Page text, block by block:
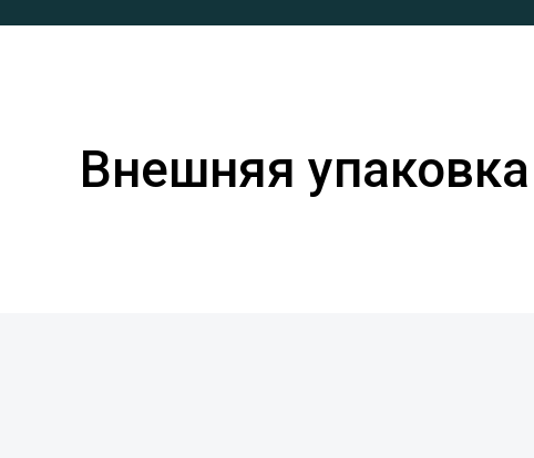
Внешняя упаковка